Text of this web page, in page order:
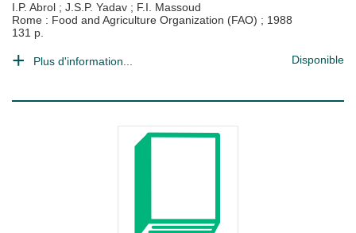
I.P. Abrol ; J.S.P. Yadav ; F.I. Massoud
Rome : Food and Agriculture Organization (FAO) ; 1988
131 p.
Plus d'information... Disponible